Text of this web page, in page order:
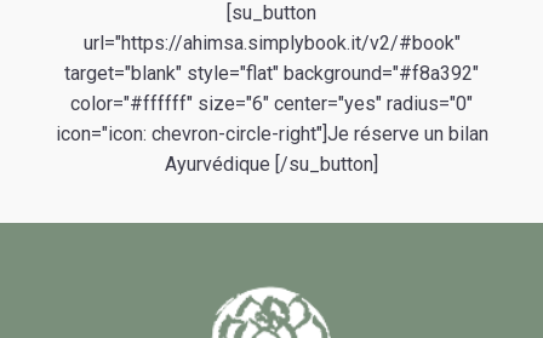
[su_button
url="https://ahimsa.simplybook.it/v2/#book"
target="blank" style="flat" background="#f8a392"
color="#ffffff" size="6" center="yes" radius="0"
icon="icon: chevron-circle-right"]Je réserve un bilan
Ayurvédique [/su_button]